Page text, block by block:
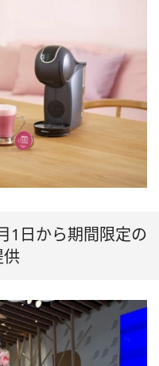
1日から期間限定の
供